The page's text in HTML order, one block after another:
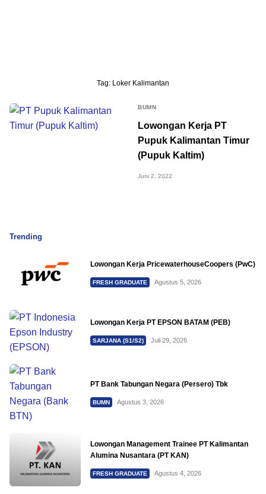
Tag: Loker Kalimantan
BUMN
Lowongan Kerja PT
Pupuk Kalimantan Timur
(Pupuk Kaltim)
Juni 2, 2022
Trending
Lowongan Kerja PricewaterhouseCoopers (PwC)
FRESH GRADUATE Agustus 5, 2026
Lowongan Kerja PT EPSON BATAM (PEB)
SARJANA (S1/S2) Juli 29, 2026
PT Bank Tabungan Negara (Persero) Tbk
BUMN Agustus 3, 2026
Lowongan Management Trainee PT Kalimantan
Alumina Nusantara (PT KAN)
FRESH GRADUATE Agustus 4, 2026